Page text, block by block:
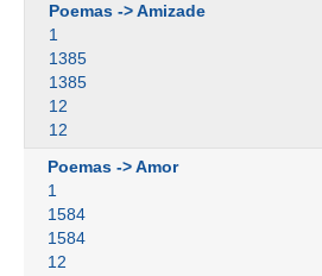
Poemas -> Amizade
1
1385
1385
12
12
Poemas -> Amor
1
1584
1584
12